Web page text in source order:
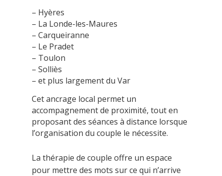
– Hyères
– La Londe-les-Maures
– Carqueiranne
– Le Pradet
– Toulon
– Solliès
– et plus largement du Var
Cet ancrage local permet un
accompagnement de proximité, tout en
proposant des séances à distance lorsque
l’organisation du couple le nécessite.
La thérapie de couple offre un espace
pour mettre des mots sur ce qui n’arrive